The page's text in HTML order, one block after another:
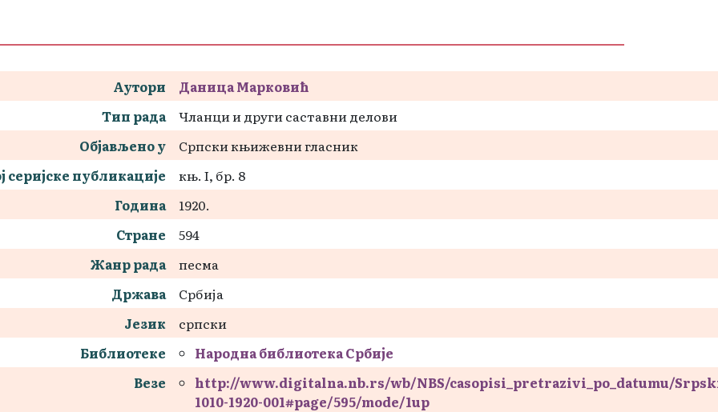
Аутори
Даница Марковић
Тип рада
Чланци и други саставни делови
Објављено у
Српски књижевни гласник
серијске публикације
књ. I, бр. 8
Година
1920.
Стране
594
Жанр рада
песма
Држава
Србија
Језик
српски
Библиотеке
Народна библиотека Србије
Везе
http://www.digitalna.nb.rs/wb/NBS/casopisi_pretrazivi_po_datumu/
1010-1920-001#page/595/mode/1up